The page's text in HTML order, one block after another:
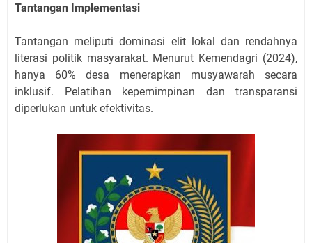
Tantangan Implementasi
Tantangan meliputi dominasi elit lokal dan rendahnya
literasi politik masyarakat. Menurut Kemendagri (2024),
hanya 60% desa menerapkan musyawarah secara
inklusif. Pelatihan kepemimpinan dan transparansi
diperlukan untuk efektivitas.